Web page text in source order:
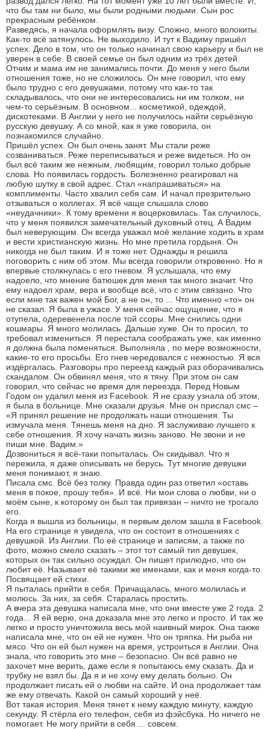
что бы там ни было, мы были родными людьми. Сын рос
прекрасным ребёнком.
Разведясь, я начала оформлять визу. Сложно, много волокиты.
Как-то всё затянулось. Не выходило. И тут к Вадиму пришёл
успех. Дело в том, что он только начинал свою карьеру и был не
уверен в себе. В своей семье он был одним из трёх детей.
Отчим и мама им не занимались почти. До меня у него были
отношения тоже, но не сложилось. Он мне говорил, что ему
было трудно с его девушками, потому что как-то так
складывалось, что они не интересовались ни им толком, ни
чем-то серьёзным. В основном... косметикой, одеждой,
дискотеками. В Англии у него не получилось найти серьёзную
русскую девушку. А со мной, как я уже говорила, он
познакомился случайно.
Пришёл успех. Он был очень занят. Мы стали реже
созваниваться. Реже переписываться и реже видеться. Но он
был всё таким же нежным, любящим, говорил только добрые
слова. Но появилась гордость. Болезненно реагировал на
любую шутку в свой адрес. Стал «напрашиваться» на
комплименты. Часто хвалил себя сам. И начал презрительно
отзываться о коллегах. Я всё чаще слышала слово
«неудачники». К тому времени я воцерковилась. Так случилось,
что у меня появился замечательный духовный отец. А Вадим
был неверующим. Он всегда уважал моё желание ходить в храм
и вести христианскую жизнь. Но мне претила гордыня. Он
никогда не был таким. И я тоже нет. Однажды я решила
поговорить с ним об этом. Мы всегда говорили откровенно. Но я
впервые столкнулась с его гневом. Я услышала, что ему
надоело, что мнение батюшек для меня так много значит. Что
ему надоел храм, вера и вообще всё, что с этим связано. Что
если мне так важен мой Бог, а не он, то ... Что именно «то» он
не сказал. Я была в ужасе. У меня сейчас ощущение, что я
отупела, одеревенела после той ссоры. Мне снились одни
кошмары. Я много молилась. Дальше хуже. Он то просил, то
требовал измениться. Я перестала соображать уже, как именно
я должна была поменяться. Выполняла , по мере возможности,
какие-то его просьбы. Его гнев чередовался с нежностью. Я вся
издёргалась. Разговоры про переезд каждый раз оборачивались
скандалом. Он обвинял меня, что я тяну. При этом он сам
говорил, что сейчас не время для переезда. Перед Новым
Годом он удалил меня из Facebook. Я не сразу узнала об этом,
я была в больнице. Мне сказали друзья. Мне он прислал смс –
«Я принял решение не продолжать наши отношения. Ты
измучала меня. Тянешь меня на дно. Я заслуживаю лучшего к
себе отношения. Я хочу начать жизнь заново. Не звони и не
пиши мне. Вадим.»
Дозвониться я всё-таки попыталась. Он скидывал. Что я
пережила, я даже описывать не берусь. Тут многие девушки
меня понимают, я знаю.
Писала смс. Всё без толку. Правда один раз ответил «оставь
меня в покое, прошу тебя». И всё. Ни мои слова о любви, ни о
моём сыне, к которому он был так привязан – ничто не трогало
его.
Когда я вышла из больницы, я первым делом зашла в Facebook.
На его странице я увидела, что он состоит в отношениях с
девушкой. Из Англии. По её странице и записям, а также по
фото, можно смело сказать – этот тот самый тип девушек,
которых он так сильно осуждал. Он пишет прилюдно, что он
любит её. Называет её такими же именами, как и меня когда-то.
Посвящает ей стихи.
Я пыталась прийти в себя. Причащалась, много молилась и
молюсь. За них, за себя. Старалась простить.
А вчера эта девушка написала мне, что они вместе уже 2 года. 2
года... Я ей верю, она доказала мне это легко и просто. И так же
легко и просто уничтожила весь мой наивный мирок. Она также
написала мне, что он ей не нужен. Что он тряпка. Ни рыба ни
мясо. Что он ей был нужен на время, устроиться в Англии. Она
знала, что говорить это мне – безопасно. Он всё равно не
захочет мне верить, даже если я попытаюсь ему сказать. Да и
трубку не взял бы. Да я и не хочу ему делать больно. Он
продолжает писать ей о любви на сайте. И она продолжает там
же ему отвечать. Какой он самый хороший у неё.
Вот такая история. Меня тянет к нему каждую минуту, каждую
секунду. Я стёрла его телефон, себя из фэйсбука. Но ничего не
помогает. Не могу прийти в себя ... совсем.